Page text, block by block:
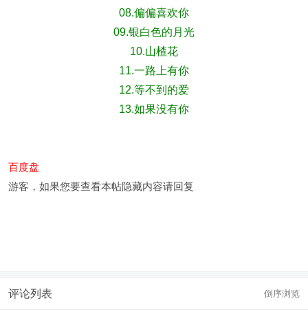
08.偏偏喜欢你
09.银白色的月光
10.山楂花
11.一路上有你
12.等不到的爱
13.如果没有你
百度盘
游客，如果您要查看本帖隐藏内容请回复
评论列表 倒序浏览